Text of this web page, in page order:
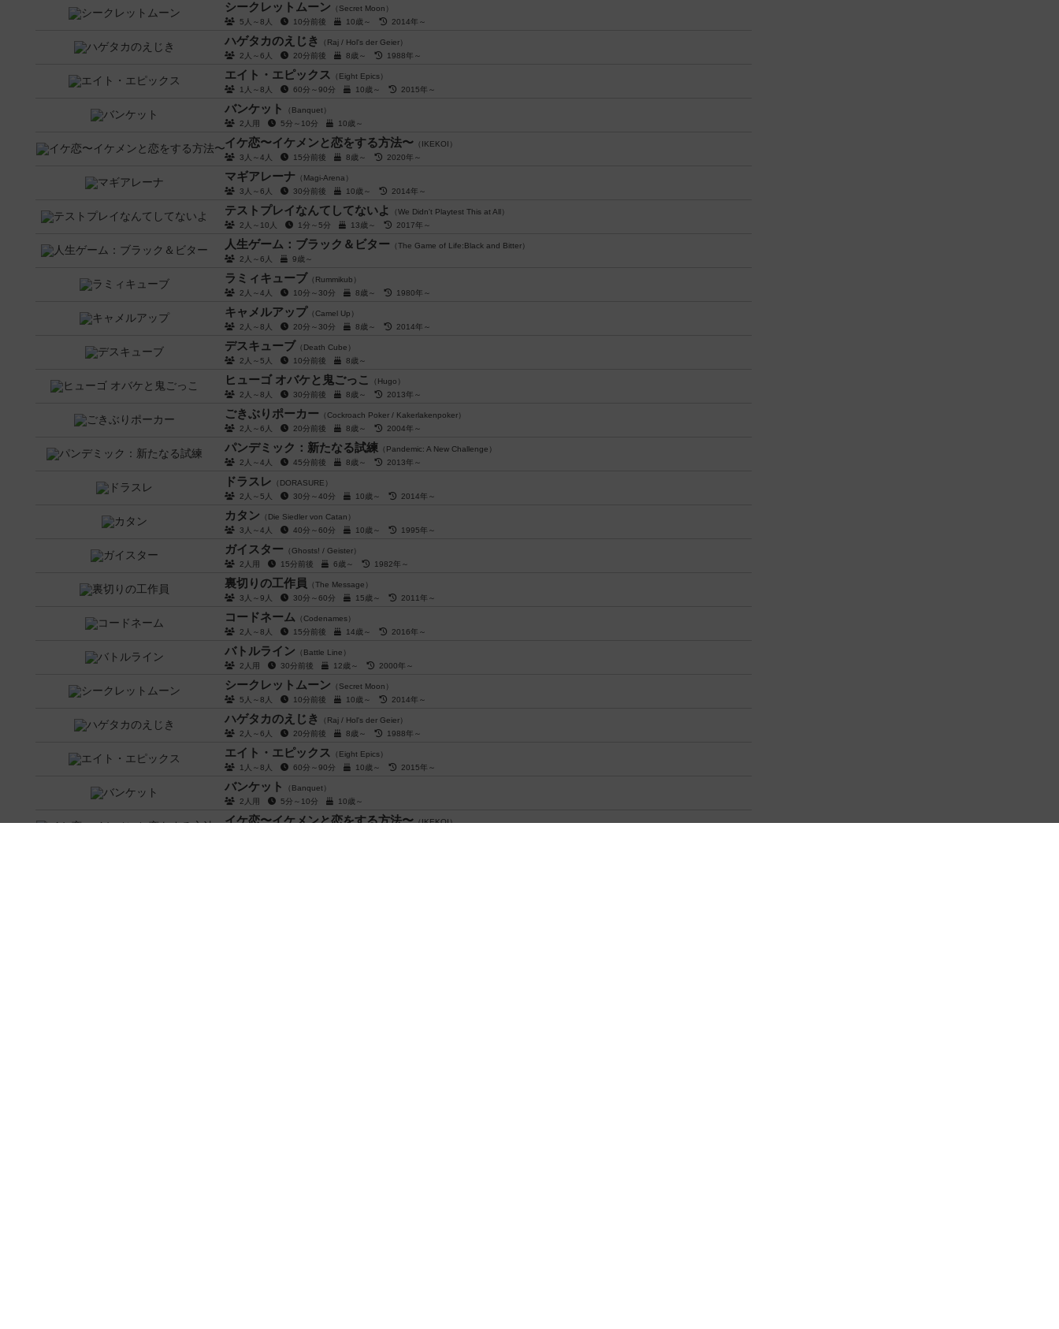
シークレットムーン （Secret Moon）
5人～8人
10分前後 10歳～ 2014年～
ハゲタカのえじき
（Raj / Hol's der Geier）
2人～6人
20分前後 8歳～ 1988年～
エイト・エピックス
（Eight Epics）
1人～8人
60分～90分 10歳～ 2015年～
バンケット
（Banquet）
2人用
5分～10分 10歳～
イケ恋〜イケメンと恋をする方法〜 （IKEKOI）
3人～4人
15分前後 8歳～ 2020年～
マギアレーナ （Magi-Arena）
3人～6人
30分前後 10歳～ 2014年～
テストプレイなんてしてないよ
（We Didn't Playtest This at All）
2人～10人
1分～5分 13歳～ 2017年～
人生ゲーム：ブラック＆ビター （The Game of Life:Black and Bitter）
2人～6人
9歳～
ラミィキューブ （Rummikub）
2人～4人
10分～30分 8歳～ 1980年～
キャメルアップ （Camel Up）
2人～8人
20分～30分 8歳～ 2014年～
デスキューブ （Death Cube）
2人～5人
10分前後 8歳～
ヒューゴ オバケと鬼ごっこ
（Hugo）
2人～8人
30分前後 8歳～ 2013年～
ごきぶりポーカー （Cockroach Poker / Kakerlakenpoker）
2人～6人
20分前後 8歳～ 2004年～
パンデミック：新たなる試練 （Pandemic: A New Challenge）
2人～4人
45分前後 8歳～ 2013年～
ドラスレ （DORASURE）
2人～5人
30分～40分 10歳～ 2014年～
カタン （Die Siedler von Catan）
3人～4人
40分～60分 10歳～ 1995年～
ガイスター （Ghosts! / Geister）
2人用
15分前後 6歳～ 1982年～
裏切りの工作員
（The Message）
3人～9人
30分～60分 15歳～ 2011年～
コードネーム （Codenames）
2人～8人
15分前後 14歳～ 2016年～
バトルライン （Battle Line）
2人用
30分前後 12歳～ 2000年～
シークレットムーン （Secret Moon）
5人～8人
10分前後 10歳～ 2014年～
ハゲタカのえじき
（Raj / Hol's der Geier）
2人～6人
20分前後 8歳～ 1988年～
エイト・エピックス
（Eight Epics）
1人～8人
60分～90分 10歳～ 2015年～
バンケット
（Banquet）
2人用
5分～10分 10歳～
イケ恋〜イケメンと恋をする方法〜（IKEKOI）